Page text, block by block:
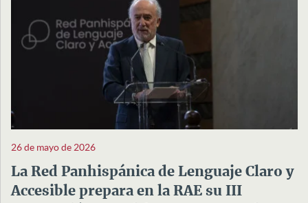
26 de mayo de 2026
La Red Panhispánica de Lenguaje Claro y
Accesible prepara en la RAE su III